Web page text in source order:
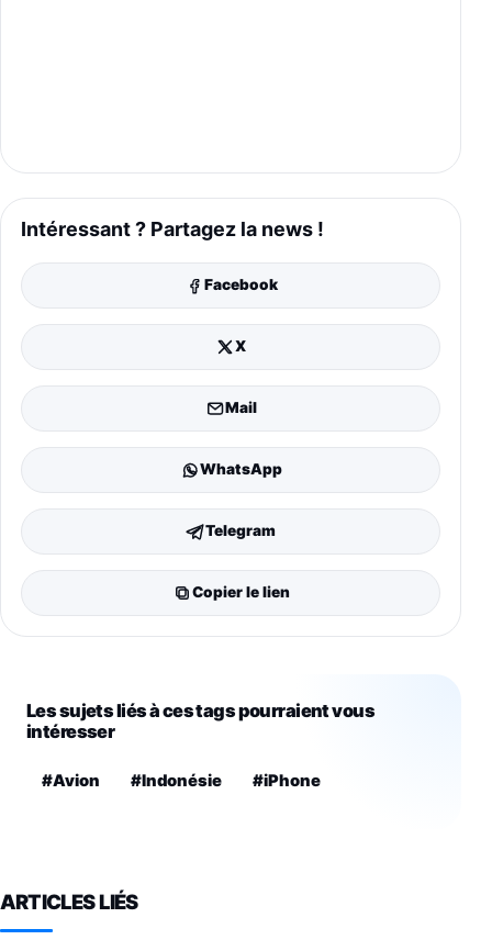
Intéressant ? Partagez la news !
Facebook
X
Mail
WhatsApp
Telegram
Copier le lien
Les sujets liés à ces tags pourraient vous
intéresser
#Avion #Indonésie #iPhone
ARTICLES LIÉS